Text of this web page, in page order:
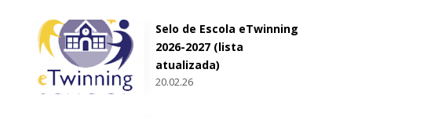
Selo de Escola eTwinning
2026-2027 (lista
atualizada)
20.02.26